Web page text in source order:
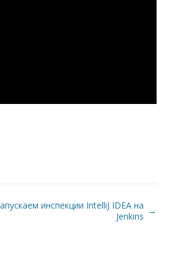
инспекции IntelliJ IDEA на
Jenkins →